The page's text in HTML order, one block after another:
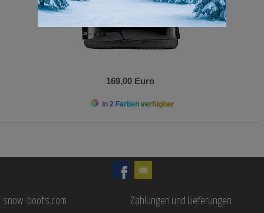
169,00 Euro
In 2 Farben verfügbar
snow-boots.com Zahlungen und Lieferungen